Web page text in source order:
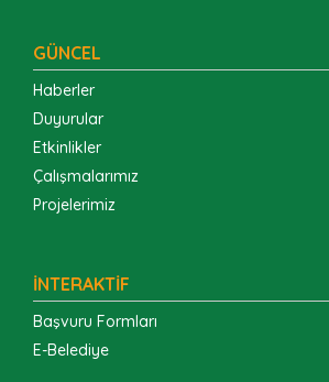
GÜNCEL
Haberler
Duyurular
Etkinlikler
Çalışmalarımız
Projelerimiz
İNTERAKTİF
Başvuru Formları
E-Belediye